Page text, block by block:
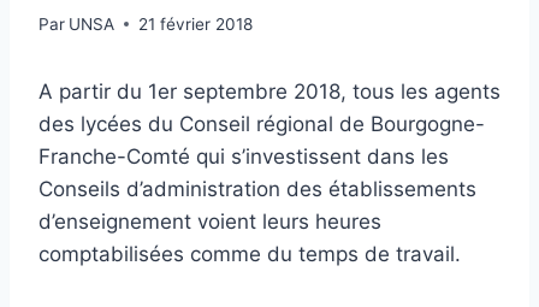
Par UNSA 21 février 2018
A partir du 1er septembre 2018, tous les agents
des lycées du Conseil régional de Bourgogne-
Franche-Comté qui s’investissent dans les
Conseils d’administration des établissements
d’enseignement voient leurs heures
comptabilisées comme du temps de travail.